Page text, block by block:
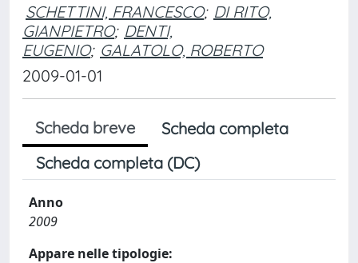
SCHETTINI, FRANCESCO; DI RITO,
GIANPIETRO; DENTI,
EUGENIO; GALATOLO, ROBERTO
2009-01-01
Scheda breve
Scheda completa
Scheda completa (DC)
Anno
2009
Appare nelle tipologie: